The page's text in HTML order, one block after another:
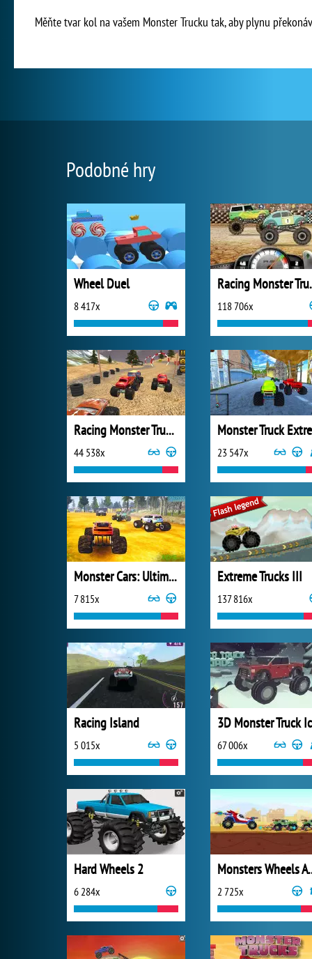
Měňte tvar kol na vašem Monster Trucku tak, aby plynu
Podobné hry
Wheel Duel
8 417x 118 706x
Racing Monster Truck Game 3D
44 538x 23 547x
Monster Cars: Ultimate Simulator
7 815x
Extreme Trucks III
137 816x
Racing Island
5 015x 67 006x
Hard Wheels 2
6 284x 2 725x